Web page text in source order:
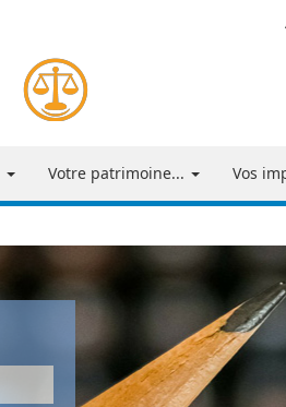
Votre patrimoine... Vos